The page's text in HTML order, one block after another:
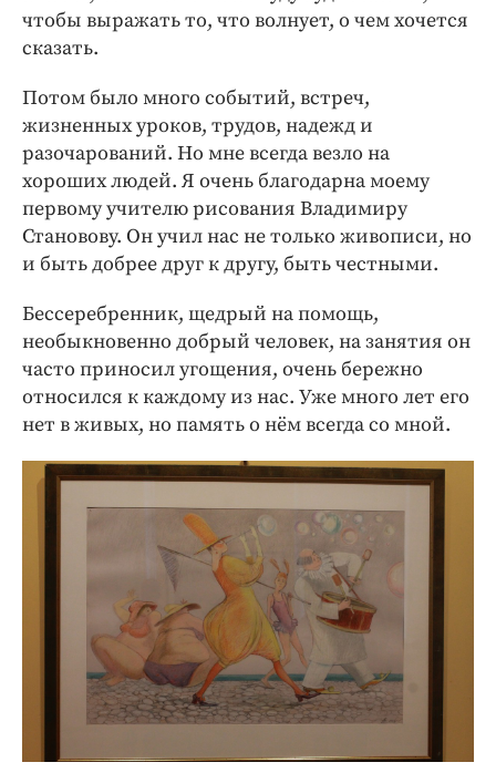
чтобы выражать то, что волнует, о чем хочется
сказать.
Потом было много событий, встреч,
жизненных уроков, трудов, надежд и
разочарований. Но мне всегда везло на
хороших людей. Я очень благодарна моему
первому учителю рисования Владимиру
Становову. Он учил нас не только живописи, но
и быть добрее друг к другу, быть честными.
Бессеребренник, щедрый на помощь,
необыкновенно добрый человек, на занятия он
часто приносил угощения, очень бережно
относился к каждому из нас. Уже много лет его
нет в живых, но память о нём всегда со мной.